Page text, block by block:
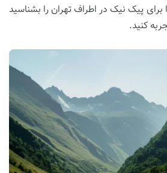
پیک نیک در اطراف تهران را بشناسید
کنید.